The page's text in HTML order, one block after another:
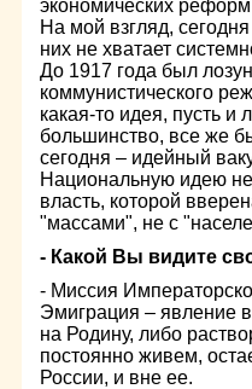
экономических реформ
На мой взгляд,
них не хватает
До 1917 года был
коммунистического
какая-то идея, пусть
большинство, все же
сегодня – идейный
Национальную идею
власть, которой
"массами", не с
- Какой Вы видите
- Миссия
Эмиграция – явление
на Родину, либо
постоянно живем,
России, и вне ее.